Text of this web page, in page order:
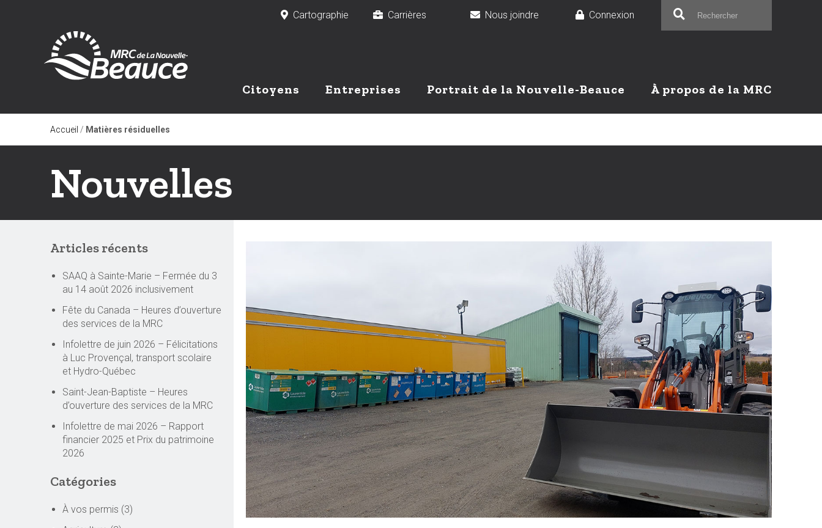
Cartographie Carrières Nous joindre Connexion
Citoyens Entreprises Portrait de la Nouvelle-Beauce À propos de la MRC
Accueil / Matières résiduelles
Nouvelles
Articles récents
SAAQ à Sainte-Marie – Fermée du 3
au 14 août 2026 inclusivement
Fête du Canada – Heures d’ouverture
des services de la MRC
Infolettre de juin 2026 – Félicitations
à Luc Provençal, transport scolaire
et Hydro-Québec
Saint-Jean-Baptiste – Heures
d’ouverture des services de la MRC
Infolettre de mai 2026 – Rapport
financier 2025 et Prix du patrimoine
2026
Catégories
À vos permis (3)